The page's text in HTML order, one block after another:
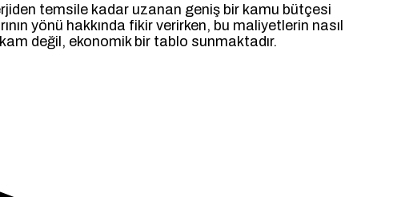
temsile kadar uzanan geniş bir kamu bütçesi
yönü hakkında fikir verirken, bu maliyetlerin nasıl
değil, ekonomik bir tablo sunmaktadır.